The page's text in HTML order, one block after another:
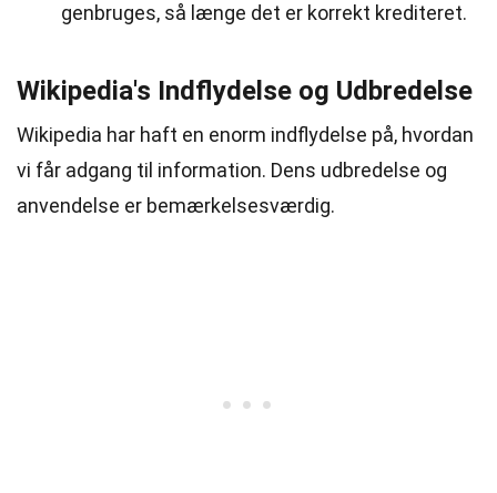
genbruges, så længe det er korrekt krediteret.
Wikipedia's Indflydelse og Udbredelse
Wikipedia har haft en enorm indflydelse på, hvordan
vi får adgang til information. Dens udbredelse og
anvendelse er bemærkelsesværdig.